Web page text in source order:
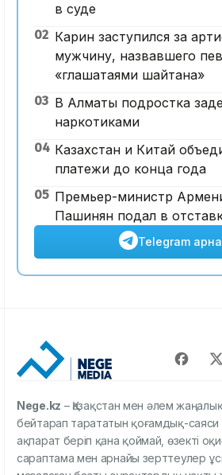
в суде
02 Карин заступился за
мужчину, назвавшего
«глашатаями шайтана»
03 В Алматы подростка
наркотиками
04 Казахстан и Китай
платежи до конца года
05 Премьер-министр
Пашинян подал в
Telegram
Nege.kz – Қазақстан мен әлем
бейтарап тарататын қоғамдық-саяси
ақпарат беріп қана қоймай, өзекті
сараптама мен арнайы зерттеулер